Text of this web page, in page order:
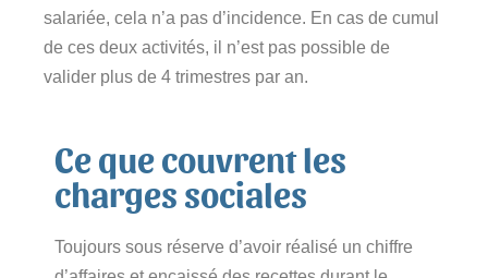
salariée, cela n’a pas d’incidence. En cas de cumul
de ces deux activités, il n’est pas possible de
valider plus de 4 trimestres par an.
Ce que couvrent les
charges sociales
Toujours sous réserve d’avoir réalisé un chiffre